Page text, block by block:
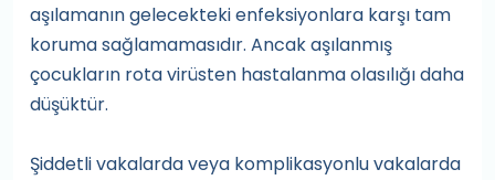
aşılamanın gelecekteki enfeksiyonlara karşı tam
koruma sağlamamasıdır. Ancak aşılanmış
çocukların rota virüsten hastalanma olasılığı daha
düşüktür.
Şiddetli vakalarda veya komplikasyonlu vakalarda